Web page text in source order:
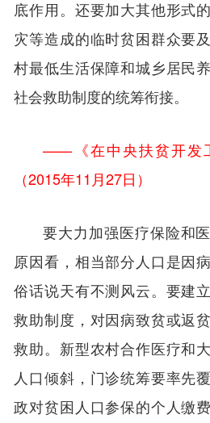
底作用。还要加大其他形式
灾等造成的临时贫困群众要
村最低生活保障和城乡居民
社会救助制度的统筹衔接。
——《在中央扶贫开发
（2015年11月27日）
要大力加强医疗保险和
原因看，相当部分人口是因
俗话说天有不测风云。要建
救助制度，对因病致贫或返
救助。新型农村合作医疗和
人口倾斜，门诊统筹要率先
政对贫困人口参保的个人缴